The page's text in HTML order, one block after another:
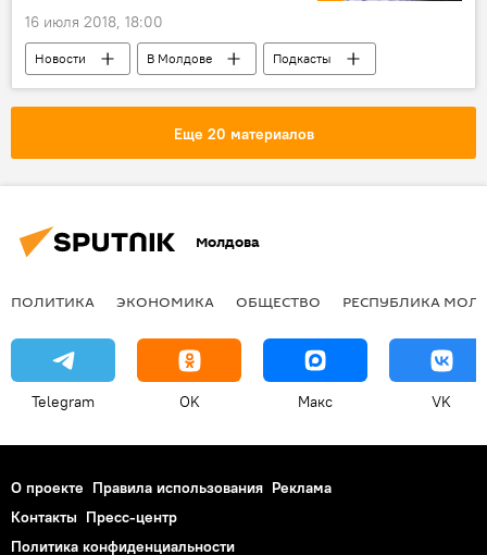
16 июля 2018, 18:00
Новости В Молдове
Подкасты
Сказано в эфире
Игорь Шорников
Дональд Трамп
Еще 20 материалов
Молдова
ПОЛИТИКА ЭКОНОМИКА ОБЩЕСТВО РЕСПУБЛИКА
Telegram OK Макс VK
О проекте Правила использования Реклама
Контакты Пресс-центр
Политика конфиденциальности